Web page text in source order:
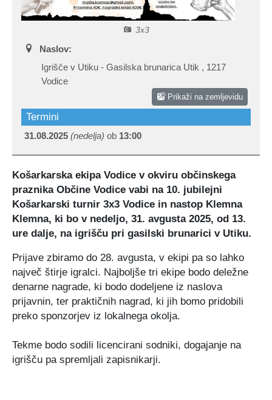
3x3
Naslov:
Igrišče v Utiku - Gasilska brunarica Utik , 1217
Vodice
Prikaži na zemljevidu
Termini
31.08.2025 (nedelja) ob 13:00
Košarkarska ekipa Vodice v okviru občinskega
praznika Občine Vodice vabi na 10. jubilejni
Košarkarski turnir 3x3 Vodice in nastop Klemna
Klemna, ki bo v nedeljo, 31. avgusta 2025, od 13.
ure dalje, na igrišču pri gasilski brunarici v Utiku.
Prijave zbiramo do 28. avgusta, v ekipi pa so lahko
največ štirje igralci. Najboljše tri ekipe bodo deležne
denarne nagrade, ki bodo dodeljene iz naslova
prijavnin, ter praktičnih nagrad, ki jih bomo pridobili
preko sponzorjev iz lokalnega okolja.
Tekme bodo sodili licencirani sodniki, dogajanje na
igrišču pa spremljali zapisnikarji.
Certifikati in priznanja
Turistična ponudba
Zbornik Občine Vodice
Lokalne volitve 2022
Participativni proračun
Predlogi predpisov v javni obravnavi
Javno podjetje Komunala Vodice, d.o.o.
Začasni zbirni center
e-Tržnica lokalnih ponudnikov hrane
RRA LUR (LAS Za mesto in vas)
Mediji o občini Vodice
Kopitarjev glas
Galerija slik
Štab Civilne zaščite Občine Vodice
Medobčinski inšpektorat in redarstvo
Organigram občine